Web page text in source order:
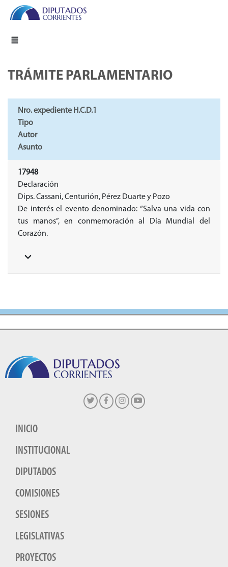
TRÁMITE PARLAMENTARIO
Nro. expediente H.C.D.1
Tipo
Autor
Asunto
17948
Declaración
Dips. Cassani, Centurión, Pérez Duarte y Pozo
De interés el evento denominado: “Salva una vida con
tus manos”, en conmemoración al Día Mundial del
Corazón.
INICIO
INSTITUCIONAL
DIPUTADOS
COMISIONES
SESIONES
LEGISLATIVAS
PROYECTOS